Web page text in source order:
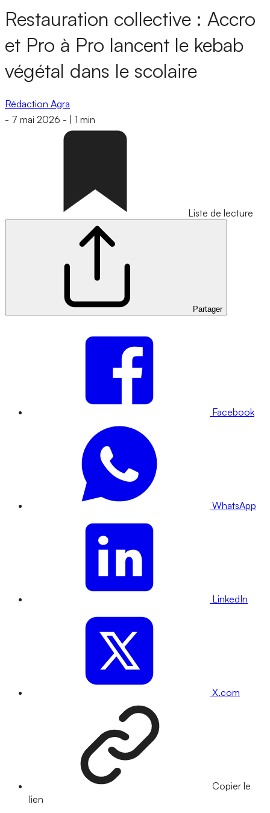
Restauration collective : Accro
et Pro à Pro lancent le kebab
végétal dans le scolaire
Rédaction Agra
- 7 mai 2026 - 1 min
Liste de lecture
Partager
Facebook
WhatsApp
LinkedIn
X.com
Copier le
lien